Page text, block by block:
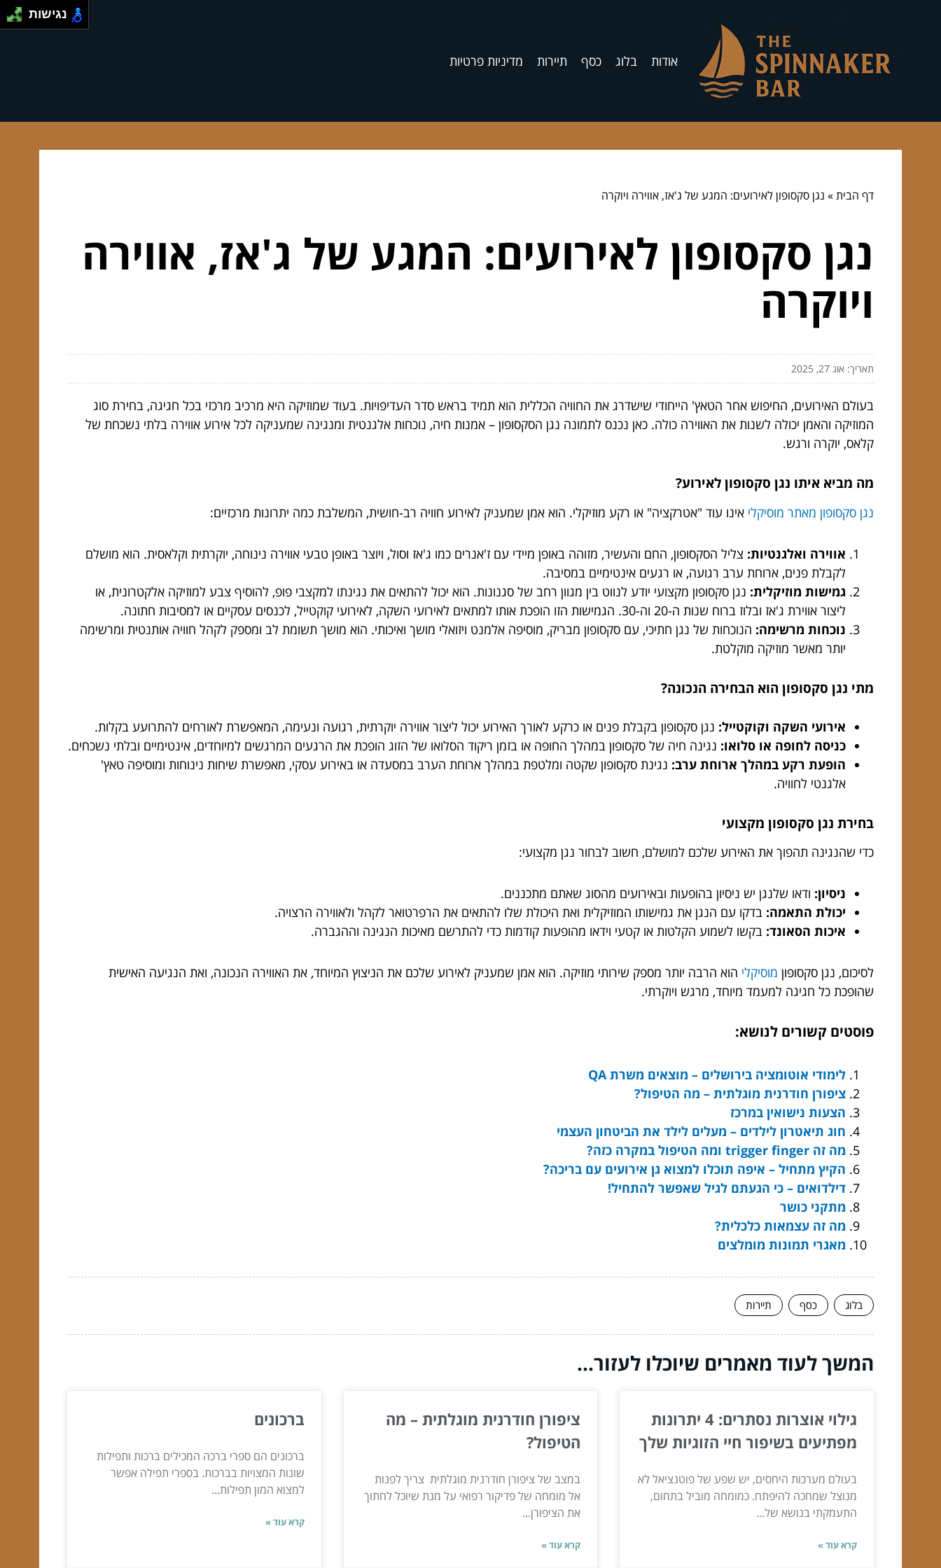
אודות בלוג כסף תיירות מדיניות פרטיות
דף הבית» נגן סקסופון לאירועים: המגע של ג'אז, אווירה ויוקרה
נגן סקסופון לאירועים: המגע של ג'אז, אווירה
ויוקרה
תאריך: אוג 27, 2025
בעולם האירועים, החיפוש אחר הטאץ' הייחודי שישדרג את החוויה הכללית הוא תמיד בראש סדר העדיפויות. בעוד שמוזיקה היא מרכיב מרכזי בכל חגיגה, בחירת סוג
המוזיקה והאמן יכולה לשנות את האווירה כולה. כאן נכנס לתמונה נגן הסקסופון – אמנות חיה, נוכחות אלגנטית ומנגינה שמעניקה לכל אירוע אווירה בלתי נשכחת של
קלאס, יוקרה ורגש.
מה מביא איתו נגן סקסופון לאירוע?
נגן סקסופון מאתר מוסיקלי אינו עוד "אטרקציה" או רקע מוזיקלי. הוא אמן שמעניק לאירוע חוויה רב-חושית, המשלבת כמה יתרונות מרכזיים:
אווירה ואלגנטיות: צליל הסקסופון, החם והעשיר, מזוהה באופן מיידי עם ז'אנרים כמו ג'אז וסול, ויוצר באופן טבעי אווירה נינוחה, יוקרתית וקלאסית. הוא מושלם
לקבלת פנים, ארוחת ערב רגועה, או רגעים אינטימיים במסיבה.
גמישות מוזיקלית: נגן סקסופון מקצועי יודע לנווט בין מגוון רחב של סגנונות. הוא יכול להתאים את נגינתו למקצבי פופ, להוסיף צבע למוזיקה אלקטרונית, או
ליצור אווירת ג'אז ובלוז ברוח שנות ה-20 וה-30. הגמישות הזו הופכת אותו למתאים לאירועי השקה, לאירועי קוקטייל, לכנסים עסקיים או למסיבות חתונה.
נוכחות מרשימה: הנוכחות של נגן חתיכי, עם סקסופון מבריק, מוסיפה אלמנט ויזואלי מושך ואיכותי. הוא מושך תשומת לב ומספק לקהל חוויה אותנטית ומרשימה
יותר מאשר מוזיקה מוקלטת.
מתי נגן סקסופון הוא הבחירה הנכונה?
אירועי השקה וקוקטייל: נגן סקסופון בקבלת פנים או כרקע לאורך האירוע יכול ליצור אווירה יוקרתית, רגועה ונעימה, המאפשרת לאורחים להתרועע בקלות.
כניסה לחופה או סלואו: נגינה חיה של סקסופון במהלך החופה או בזמן ריקוד הסלואו של הזוג הופכת את הרגעים המרגשים למיוחדים, אינטימיים ובלתי נשכחים.
הופעת רקע במהלך ארוחת ערב: נגינת סקסופון שקטה ומלטפת במהלך ארוחת הערב במסעדה או באירוע עסקי, מאפשרת שיחות נינוחות ומוסיפה טאץ'
אלגנטי לחוויה.
בחירת נגן סקסופון מקצועי
כדי שהנגינה תהפוך את האירוע שלכם למושלם, חשוב לבחור נגן מקצועי:
ניסיון: ודאו שלנגן יש ניסיון בהופעות ובאירועים מהסוג שאתם מתכננים.
יכולת התאמה: בדקו עם הנגן את גמישותו המוזיקלית ואת היכולת שלו להתאים את הרפרטואר לקהל ולאווירה הרצויה.
איכות הסאונד: בקשו לשמוע הקלטות או קטעי וידאו מהופעות קודמות כדי להתרשם מאיכות הנגינה וההגברה.
לסיכום, נגן סקסופון מוסיקלי הוא הרבה יותר מספק שירותי מוזיקה. הוא אמן שמעניק לאירוע שלכם את הניצוץ המיוחד, את האווירה הנכונה, ואת הנגיעה האישית
שהופכת כל חגיגה למעמד מיוחד, מרגש ויוקרתי.
פוסטים קשורים לנושא:
לימודי אוטומציה בירושלים – מוצאים משרת QA
ציפורן חודרנית מוגלתית – מה הטיפול?
הצעות נישואין במרכז
חוג תיאטרון לילדים – מעלים לילד את הביטחון העצמי
מה זה trigger finger ומה הטיפול במקרה כזה?
הקיץ מתחיל – איפה תוכלו למצוא גן אירועים עם בריכה?
דילדואים – כי הגעתם לגיל שאפשר להתחיל!
מתקני כושר
מה זה עצמאות כלכלית?
מאגרי תמונות מומלצים
בלוג כסף תיירות
המשך לעוד מאמרים שיוכלו לעזור...
גילוי אוצרות נסתרים: 4 יתרונות
מפתיעים בשיפור חיי הזוגיות שלך
בעולם מערכות היחסים, יש שפע של פוטנציאל לא
מנוצל שמחכה להיפתח. כמומחה מוביל בתחום,
התעמקתי בנושא של...
קרא עוד »
ציפורן חודרנית מוגלתית – מה
הטיפול?
במצב של ציפורן חודרנית מוגלתית צריך לפנות
אל מומחה של פדיקור רפואי על מנת שיוכל לחתוך
את הציפורן...
קרא עוד »
ברכונים
ברכונים הם ספרי ברכה המכילים ברכות ותפילות
שונות המצויות בברכות. בספרי תפילה אפשר
למצוא המון תפילות...
קרא עוד »
נגישות